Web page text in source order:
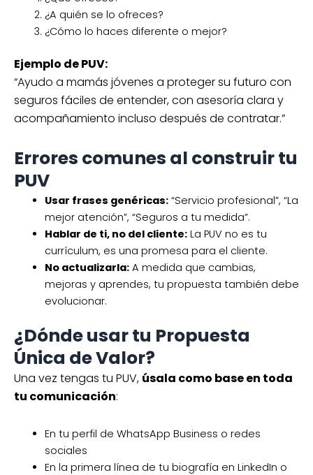
¿A quién se lo ofreces?
¿Cómo lo haces diferente o mejor?
Ejemplo de PUV:
“Ayudo a mamás jóvenes a proteger su futuro con
seguros fáciles de entender, con asesoría clara y
acompañamiento incluso después de contratar.”
Errores comunes al construir tu
PUV
Usar frases genéricas:“Servicio profesional”, “La
mejor atención”, “Seguros a tu medida”.
Hablar de ti, no del cliente:La PUV no es tu
currículum, es una promesa para el cliente.
No actualizarla:A medida que cambias,
mejoras y aprendes, tu propuesta también debe
evolucionar.
¿Dónde usar tu Propuesta
Única de Valor?
Una vez tengas tu PUV, úsala como base en toda
tu comunicación:
En tu perfil de WhatsApp Business o redes
sociales
En la primera línea de tu biografía en LinkedIn o